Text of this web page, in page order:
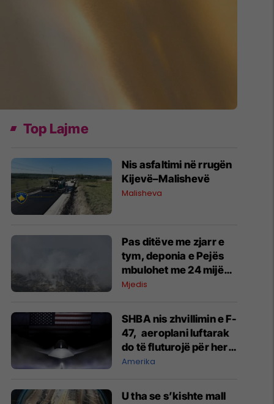
Top Lajme
Nis asfaltimi në rrugën
Kijevë–Malishevë
Malisheva
Pas ditëve me zjarr e
tym, deponia e Pejës
mbulohet me 24 mijë
metra kub dhe
Mjedis
SHBA nis zhvillimin e F-
47, aeroplani luftarak
do të fluturojë për herë
të parë në vitin 2028
Amerika
U tha se s’kishte mall